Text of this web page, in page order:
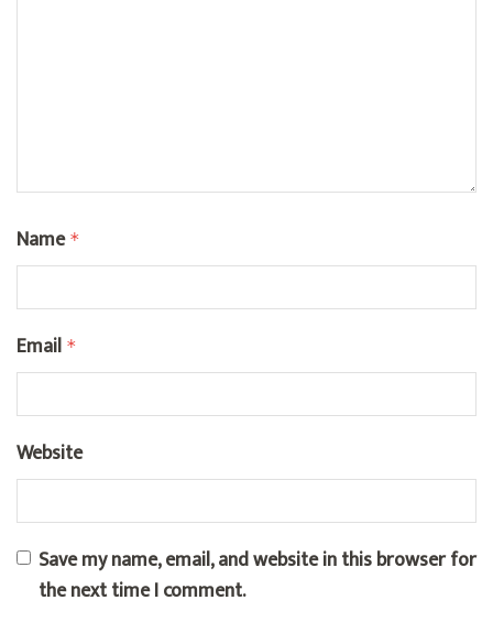
Name *
Email *
Website
Save my name, email, and website in this browser for
the next time I comment.